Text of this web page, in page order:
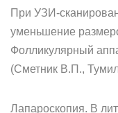
При УЗИ-
уменьшение
Фолликулярный
(Сметник В.П.,
Лапароскопия. В